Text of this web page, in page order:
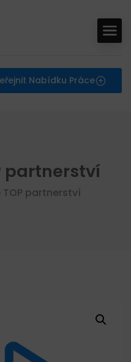
Nabídku Práce
partnerství
TOP partnerství